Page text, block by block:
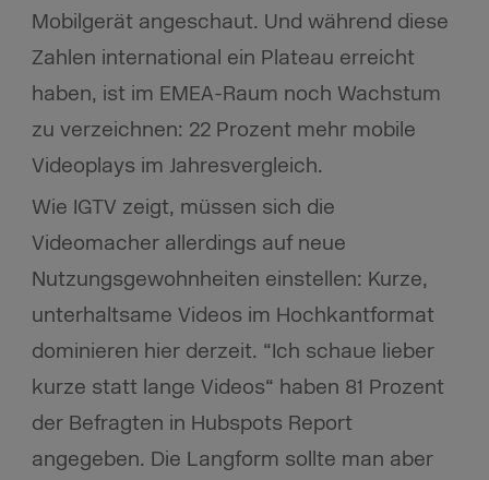
Mobilgerät angeschaut. Und während diese
Zahlen international ein Plateau erreicht
haben, ist im EMEA-Raum noch Wachstum
zu verzeichnen: 22 Prozent mehr mobile
Videoplays im Jahresvergleich.
Wie IGTV zeigt, müssen sich die
Videomacher allerdings auf neue
Nutzungsgewohnheiten einstellen: Kurze,
unterhaltsame Videos im Hochkantformat
dominieren hier derzeit. “Ich schaue lieber
kurze statt lange Videos“ haben 81 Prozent
der Befragten in Hubspots Report
angegeben. Die Langform sollte man aber